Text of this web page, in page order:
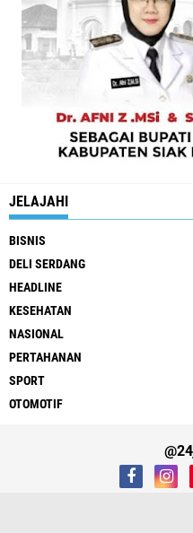
JELAJAHI
BISNIS
DELI SERDANG
HEADLINE
KESEHATAN
NASIONAL
PERTAHANAN
SPORT
OTOMOTIF